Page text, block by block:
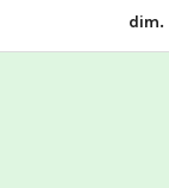
to
dim.